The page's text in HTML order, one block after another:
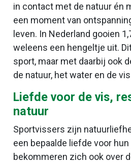
in contact met de natuur én
een moment van
leven. In Nederland gooien
weleens een hengeltje uit.
sport, maar met daarbij ook
de natuur, het water en de
Liefde voor de vis,
natuur
Sportvissers zijn
een bepaalde liefde voor
bekommeren zich ook over